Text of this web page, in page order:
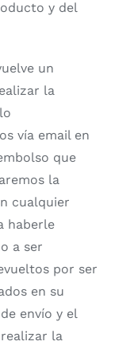
y del
un
la
vía email en
que
la
cualquier
haberle
a ser
por ser
​​en su
envío y el
la